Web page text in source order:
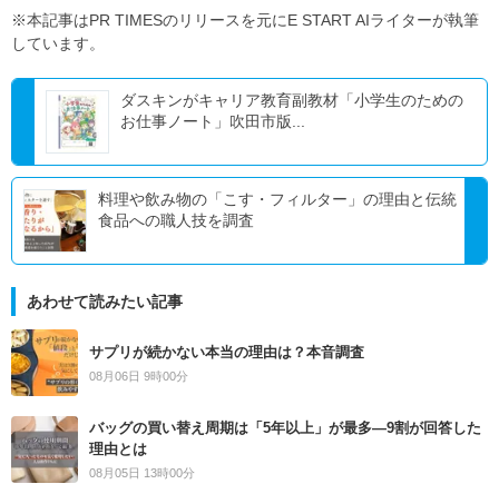
※本記事はPR TIMESのリリースを元にE START AIライターが執筆
しています。
ダスキンがキャリア教育副教材「小学生のための
お仕事ノート」吹田市版...
料理や飲み物の「こす・フィルター」の理由と伝統
食品への職人技を調査
あわせて読みたい記事
サプリが続かない本当の理由は？本音調査
08月06日 9時00分
バッグの買い替え周期は「5年以上」が最多―9割が回答した
理由とは
08月05日 13時00分